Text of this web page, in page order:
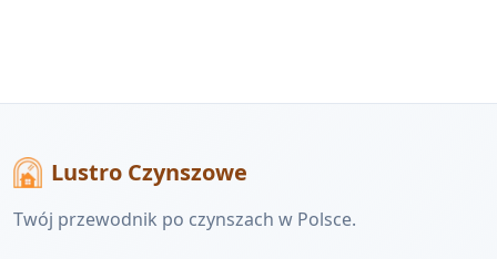
Lustro Czynszowe
Twój przewodnik po czynszach w Polsce.